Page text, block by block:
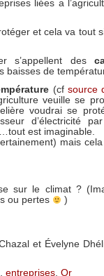
liées a
et cela va tout
s’appellent des
baisses de
(cfsource
veuille se
voudrai se
d’électricité
…tout est imaginable.
mais
sur le climat ?
ou pertes
)
et Évelyne
, entreprises, Or